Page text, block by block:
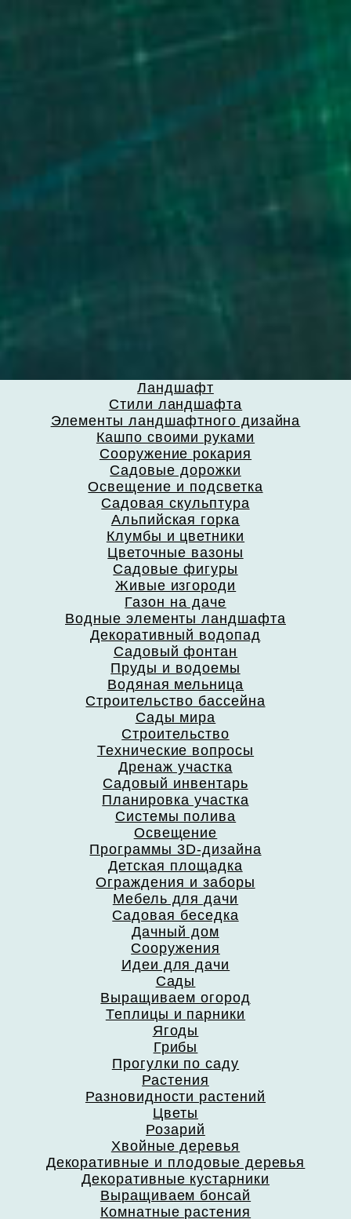
Ландшафт
Стили ландшафта
Элементы ландшафтного дизайна
Кашпо своими руками
Сооружение рокария
Садовые дорожки
Освещение и подсветка
Садовая скульптура
Альпийская горка
Клумбы и цветники
Цветочные вазоны
Садовые фигуры
Живые изгороди
Газон на даче
Водные элементы ландшафта
Декоративный водопад
Садовый фонтан
Пруды и водоемы
Водяная мельница
Строительство бассейна
Сады мира
Строительство
Технические вопросы
Дренаж участка
Садовый инвентарь
Планировка участка
Системы полива
Освещение
Программы 3D-дизайна
Детская площадка
Ограждения и заборы
Мебель для дачи
Садовая беседка
Дачный дом
Сооружения
Идеи для дачи
Сады
Выращиваем огород
Теплицы и парники
Ягоды
Грибы
Прогулки по саду
Растения
Разновидности растений
Цветы
Розарий
Хвойные деревья
Декоративные и плодовые деревья
Декоративные кустарники
Выращиваем бонсай
Комнатные растения